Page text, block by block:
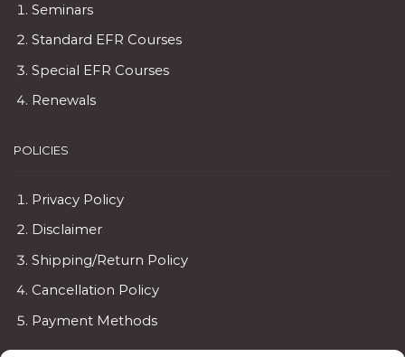
Seminars
Standard EFR Courses
Special EFR Courses
Renewals
POLICIES
Privacy Policy
Disclaimer
Shipping/Return Policy
Cancellation Policy
Payment Methods